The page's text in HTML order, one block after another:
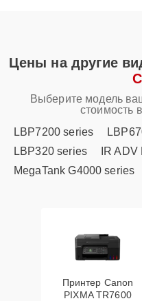
Цены на другие
Выберите модель
стоимость
LBP7200 series
LBP320 series
IR
MegaTank G4000 series
Принтер Canon
PIXMA TR7600